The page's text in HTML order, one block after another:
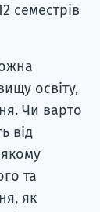
семестрів
освіту,
Чи варто
від
та
як